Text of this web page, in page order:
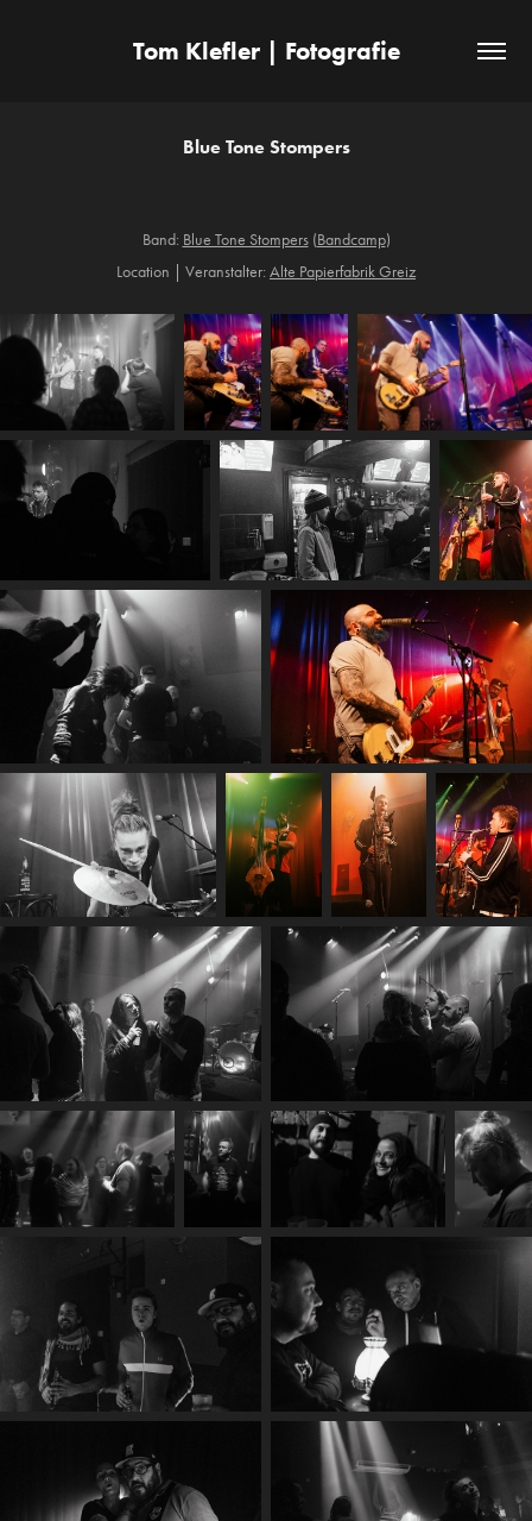
Tom Klefler | Fotografie
Blue Tone Stompers
Band: Blue Tone Stompers(Bandcamp)
Location | Veranstalter: Alte Papierfabrik Greiz